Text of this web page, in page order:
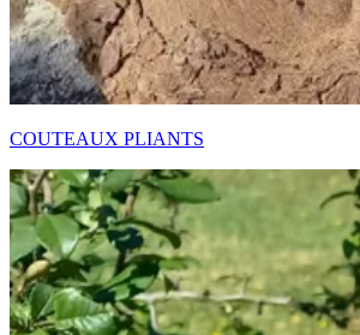
COUTEAUX PLIANTS